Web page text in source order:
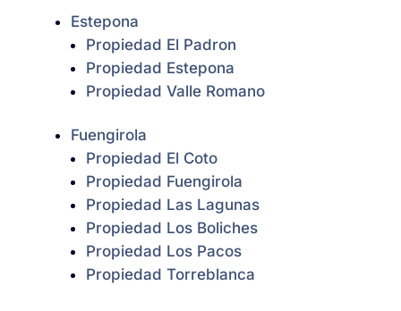
Estepona
Propiedad El Padron
Propiedad Estepona
Propiedad Valle Romano
Fuengirola
Propiedad El Coto
Propiedad Fuengirola
Propiedad Las Lagunas
Propiedad Los Boliches
Propiedad Los Pacos
Propiedad Torreblanca